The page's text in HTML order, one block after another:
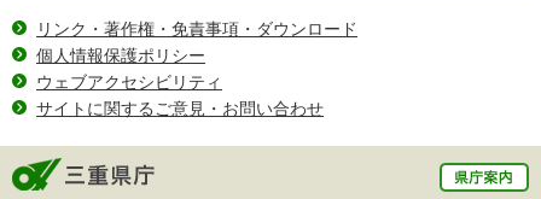
リンク・著作権・免責事項・ダウンロード
個人情報保護ポリシー
ウェブアクセシビリティ
サイトに関するご意見・お問い合わせ